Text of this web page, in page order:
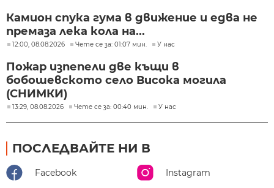
Камион спука гума в движение и едва не
премаза лека кола на...
12:00, 08.08.2026 Чете се за: 01:07 мин. У нас
Пожар изпепели две къщи в
бобошевското село Висока могила
(СНИМКИ)
13:29, 08.08.2026 Чете се за: 00:40 мин. У нас
ПОСЛЕДВАЙТЕ НИ В
Facebook Instagram